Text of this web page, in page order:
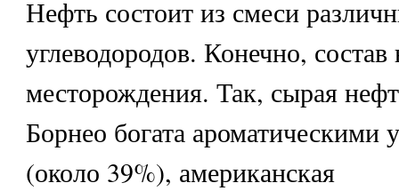
Нефть состоит из смеси
углеводородов. Конечно,
месторождения. Так, сырая
Борнео богата ароматическими
(около 39%), американская